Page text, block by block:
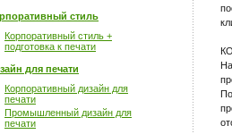
стиль
Корпоративный стиль +
подготовка к печати
для печати
Корпоративный дизайн для
печати
Промышленный дизайн для
печати